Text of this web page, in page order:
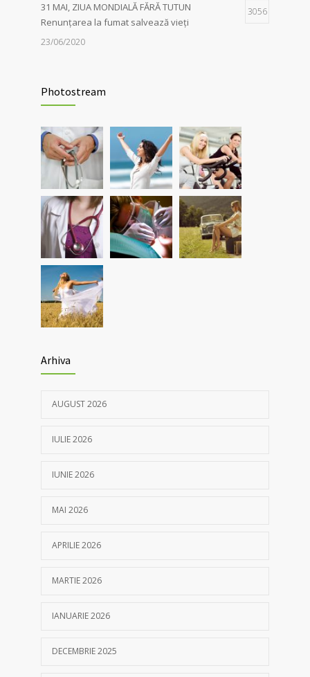
31 MAI, ZIUA MONDIALĂ FĂRĂ TUTUN
Renunțarea la fumat salvează vieți
3056
23/06/2020
doar în primele 5 zile de la pozitivare
Investigații respiratorii complexe pentru
pacienții post-Covid și cei cu alte boli
pulmonare
30/03/2021
Nou! Test pentru determinarea anticorpilor
IgG COVID 19 cantitativi
05/04/2021
Photostream
Arhiva
AUGUST 2026
IULIE 2026
IUNIE 2026
MAI 2026
APRILIE 2026
MARTIE 2026
IANUARIE 2026
DECEMBRIE 2025